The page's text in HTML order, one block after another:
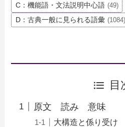
C：機能語・文法説明中心語 (49)
D：古典一般に見られる語彙 (1084)
目
原文 読み 意味
大構造と係り受け